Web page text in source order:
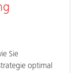
Sie
optimal